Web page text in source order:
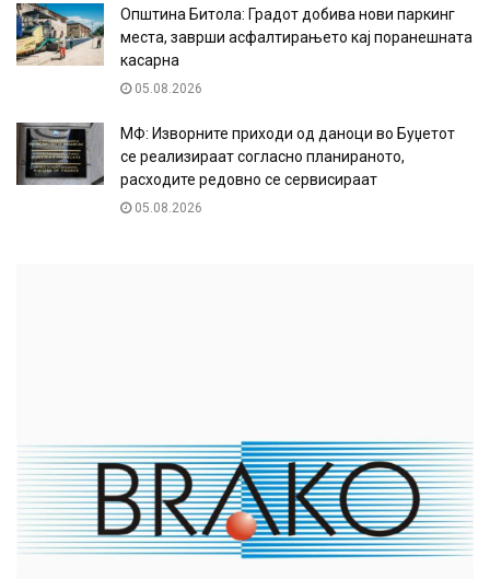
Општина Битола: Градот добива нови паркинг
места, заврши асфалтирањето кај поранешната
касарна
05.08.2026
МФ: Изворните приходи од даноци во Буџетот
се реализираат согласно планираното,
расходите редовно се сервисираат
05.08.2026